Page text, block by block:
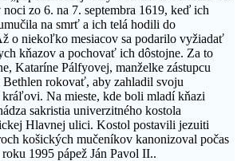
zo 6. na 7. septembra 1619, keď ich
na smrť a ich telá hodili do
o niekoľko mesiacov sa podarilo vyžiadať
kňazov a pochovať ich dôstojne. Za to
Kataríne Pálfyovej, manželke zástupcu
rokovať, aby zahladil svoju
kráľovi. Na mieste, kde boli mladí kňazi
sakristia univerzitného kostola
Hlavnej ulici. Kostol postavili jezuiti
košických mučeníkov kanonizoval počas
1995 pápež Ján Pavol II..